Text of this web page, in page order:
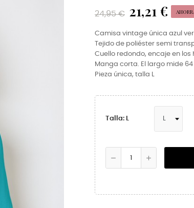
24,95 € 21,21 €
Camisa vintage única azul
Tejido de poliéster semi
Cuello redondo, encaje en
Manga corta. El largo mide
Pieza única, talla L
Talla: L